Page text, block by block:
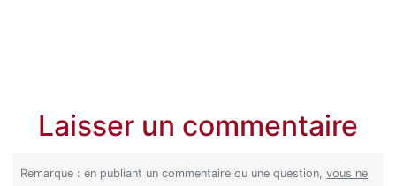
Laisser un commentaire
Remarque : en publiant un commentaire ou une question,vous ne